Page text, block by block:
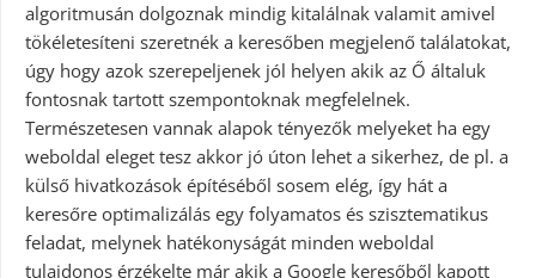
algoritmusán dolgoznak mindig kitalálnak valamit amivel
tökéletesíteni szeretnék a keresőben megjelenő találatokat,
úgy hogy azok szerepeljenek jól helyen akik az Ő általuk
fontosnak tartott szempontoknak megfelelnek.
Természetesen vannak alapok tényezők melyeket ha egy
weboldal eleget tesz akkor jó úton lehet a sikerhez, de pl. a
külső hivatkozások építéséből sosem elég, így hát a
keresőre optimalizálás egy folyamatos és szisztematikus
feladat, melynek hatékonyságát minden weboldal
tulajdonos érzékelte már akik a Google keresőből kapott